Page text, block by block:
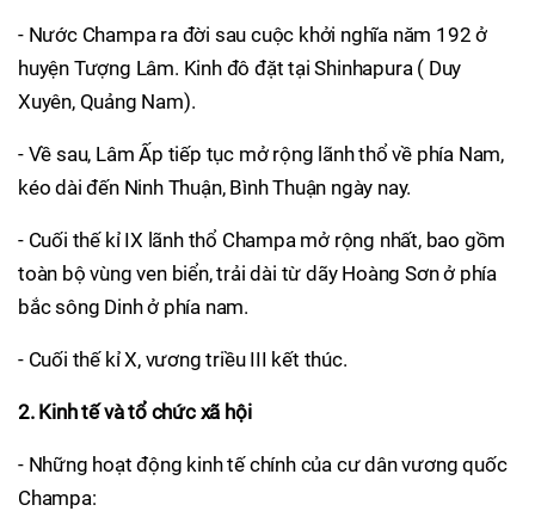
- Nước Champa ra đời sau cuộc khởi nghĩa năm 192 ở
huyện Tượng Lâm. Kinh đô đặt tại Shinhapura ( Duy
Xuyên, Quảng Nam).
- Về sau, Lâm Ấp tiếp tục mở rộng lãnh thổ về phía Nam,
kéo dài đến Ninh Thuận, Bình Thuận ngày nay.
- Cuối thế kỉ IX lãnh thổ Champa mở rộng nhất, bao gồm
toàn bộ vùng ven biển, trải dài từ dãy Hoàng Sơn ở phía
bắc sông Dinh ở phía nam.
- Cuối thế kỉ X, vương triều III kết thúc.
2. Kinh tế và tổ chức xã hội
- Những hoạt động kinh tế chính của cư dân vương quốc
Champa: